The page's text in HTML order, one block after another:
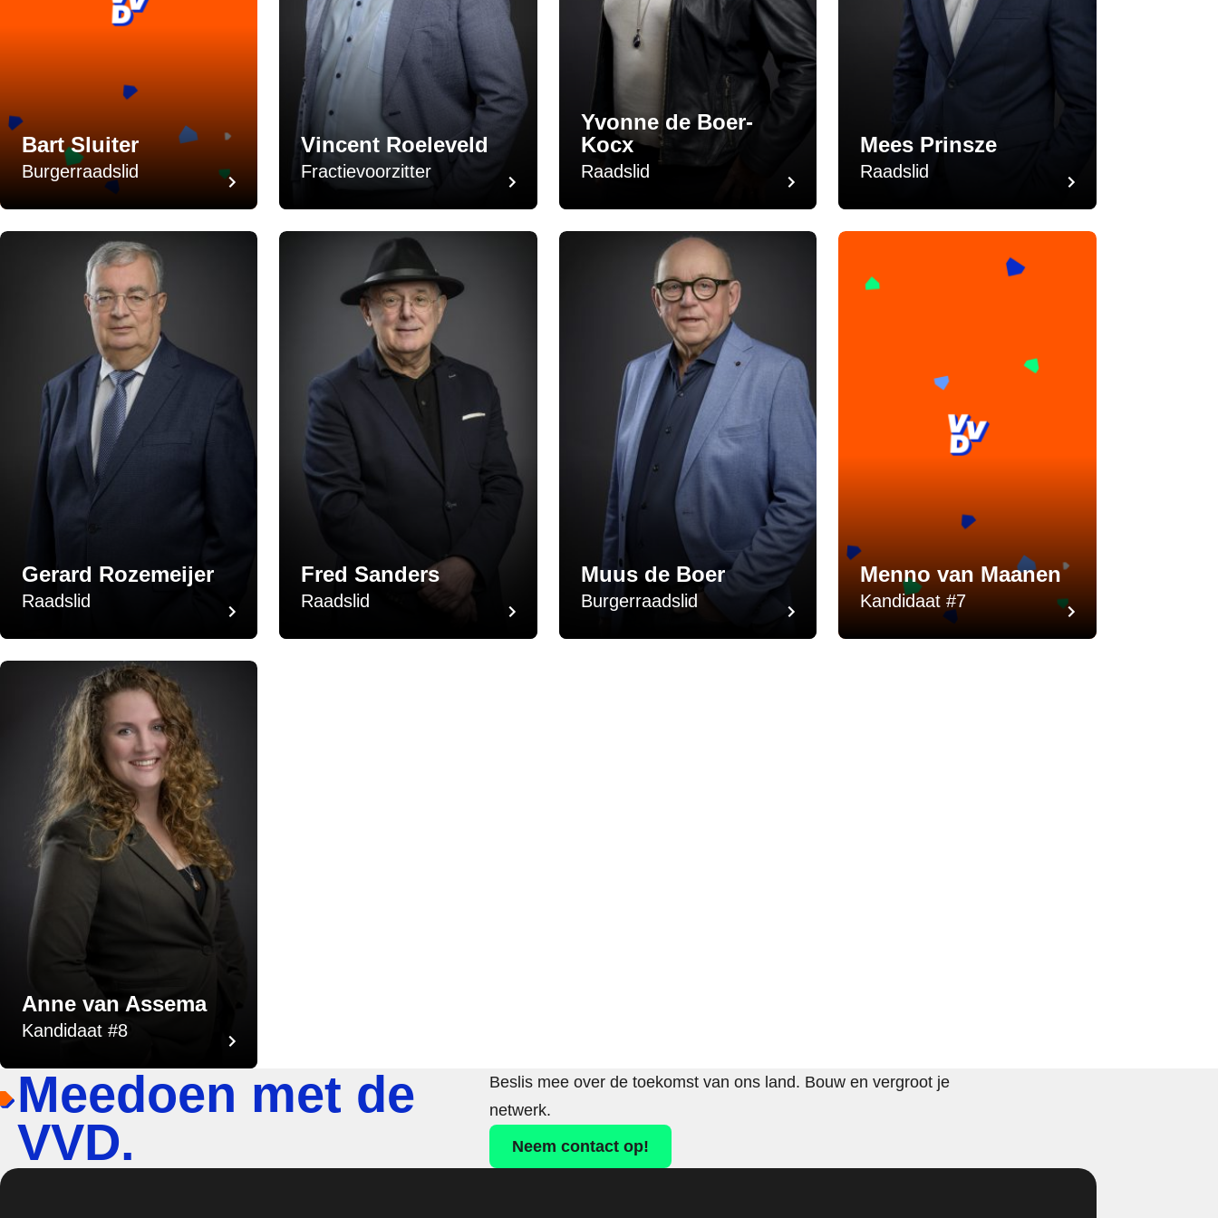
Bart Sluiter
Burgerraadslid
Vincent Roeleveld
Fractievoorzitter
Yvonne de Boer-
Kocx
Raadslid
Mees Prinsze
Raadslid
Gerard Rozemeijer
Raadslid
Fred Sanders
Raadslid
Muus de Boer
Burgerraadslid
Menno van Maanen
Kandidaat #7
Anne van Assema
Kandidaat #8
Meedoen met de
VVD.
Beslis mee over de toekomst van ons land. Bouw en vergroot je
netwerk.
Neem contact op!